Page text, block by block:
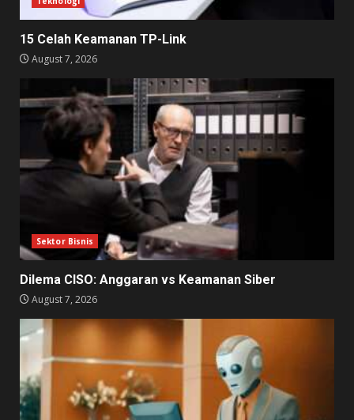
15 Celah Keamanan TP-Link
August 7, 2026
Sektor Bisnis
Dilema CISO: Anggaran vs Keamanan Siber
August 7, 2026